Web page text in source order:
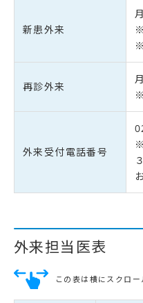
新患外来
再診外来
外来受付電話番号
外来担当医表
この表は横にスクロー